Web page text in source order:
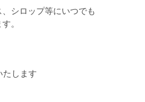
シロップ等にいつでも
。
します